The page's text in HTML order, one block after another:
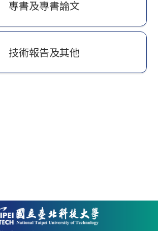
專書及專書論文
技術報告及其他